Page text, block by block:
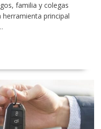
familia y colegas
principal